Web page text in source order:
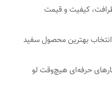
کیفیت و قیمت
بهترین محصول سفید
حرفه‌ای هیچ‌وقت لو